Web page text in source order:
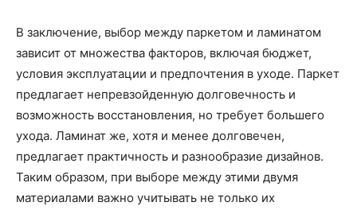
В заключение, выбор между паркетом и ламинатом
зависит от множества факторов, включая бюджет,
условия эксплуатации и предпочтения в уходе. Паркет
предлагает непревзойденную долговечность и
возможность восстановления, но требует большего
ухода. Ламинат же, хотя и менее долговечен,
предлагает практичность и разнообразие дизайнов.
Таким образом, при выборе между этими двумя
материалами важно учитывать не только их